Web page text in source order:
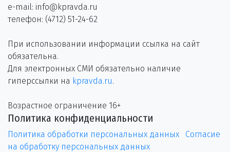
e-mail: info@kpravda.ru
телефон: (4712) 51-24-62
При использовании информации ссылка на сайт
обязательна.
Для электронных СМИ обязательно наличие
гиперссылки на kpravda.ru.
Возрастное ограничение 16+
Политика конфиденциальности
Политика обработки персональных данных
Согласие
на обработку персональных данных